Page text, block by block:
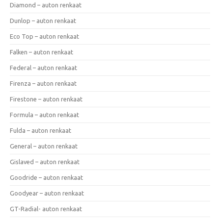
Diamond – auton renkaat
Dunlop – auton renkaat
Eco Top – auton renkaat
Falken – auton renkaat
Federal – auton renkaat
Firenza – auton renkaat
Firestone – auton renkaat
Formula – auton renkaat
Fulda – auton renkaat
General – auton renkaat
Gislaved – auton renkaat
Goodride – auton renkaat
Goodyear – auton renkaat
GT-Radial- auton renkaat